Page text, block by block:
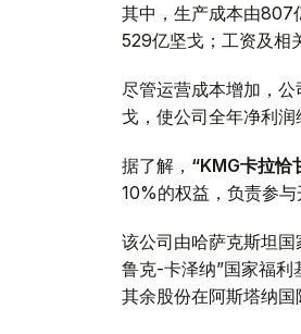
其中，生产成本由807
529亿坚戈；工资及相
尽管运营成本增加，
戈，使公司全年净利润
据了解， “KMG卡拉恰
10%的权益，负责参与
该公司由哈萨克斯坦
鲁克-卡泽纳”国家福
其余股份在阿斯塔纳